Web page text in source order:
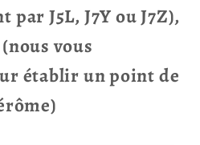
J5L, J7Y ou J7Z),
vous
établir un point de